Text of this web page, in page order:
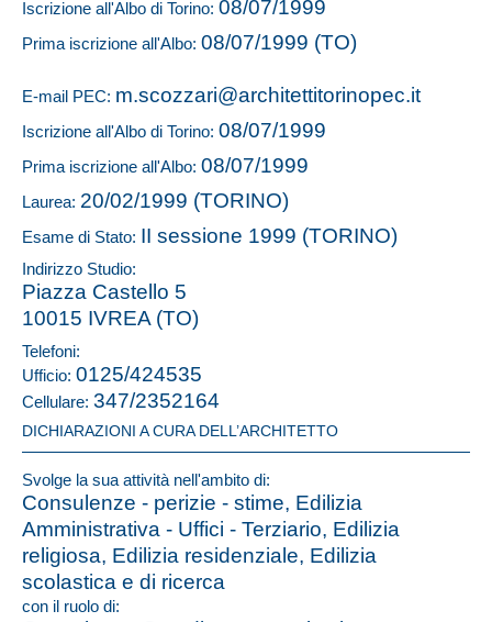
Iscrizione all'Albo di Torino: 08/07/1999
Prima iscrizione all'Albo: 08/07/1999 (TO)
E-mail PEC: m.scozzari@architettitorinopec.it
Iscrizione all'Albo di Torino: 08/07/1999
Prima iscrizione all'Albo: 08/07/1999
Laurea: 20/02/1999 (TORINO)
Esame di Stato: II sessione 1999 (TORINO)
Indirizzo Studio:
Piazza Castello 5
10015 IVREA (TO)
Telefoni:
Ufficio: 0125/424535
Cellulare: 347/2352164
DICHIARAZIONI A CURA DELL’ARCHITETTO
Svolge la sua attività nell'ambito di:
Consulenze - perizie - stime, Edilizia
Amministrativa - Uffici - Terziario, Edilizia
religiosa, Edilizia residenziale, Edilizia
scolastica e di ricerca
con il ruolo di: